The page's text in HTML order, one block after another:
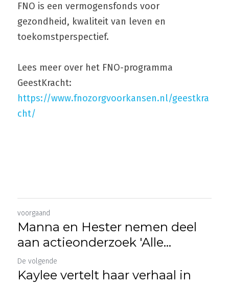
FNO is een vermogensfonds voor
gezondheid, kwaliteit van leven en
toekomstperspectief.
Lees meer over het FNO-programma
https://www.fnozorgvoorkansen.nl/geestkra
cht/
voorgaand
Manna en Hester nemen deel
aan actieonderzoek 'Alle...
De volgende
Kaylee vertelt haar verhaal in